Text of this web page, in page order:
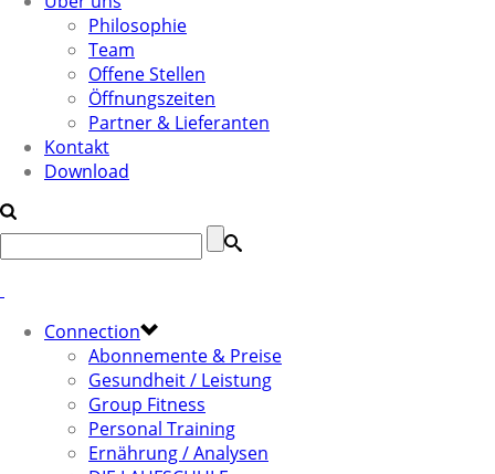
Philosophie
Team
Offene Stellen
Öffnungszeiten
Partner & Lieferanten
Kontakt
Download
Connection
Abonnemente & Preise
Gesundheit / Leistung
Group Fitness
Personal Training
Ernährung / Analysen